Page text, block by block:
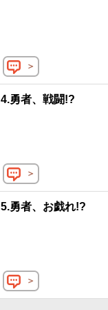
＞
4.勇者、戦闘!?
＞
5.勇者、お戯れ!?
＞